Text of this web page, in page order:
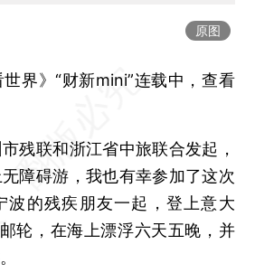
原图
世界》“财新mini”连载中，查看
联和浙江省中旅联合发起，
障碍游，我也有幸参加了这次
波的残疾朋友一起，登上意大
轮，在海上漂浮六天五晚，并